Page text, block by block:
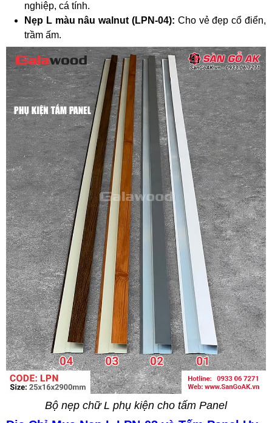
nghiệp, cá tính.
Nẹp L màu nâu walnut (LPN-04): Cho vẻ đẹp cổ điển,
trầm ấm.
Bộ nẹp chữ L phụ kiện cho tấm Panel